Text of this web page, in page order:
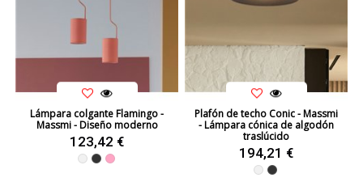
Lámpara colgante Flamingo -
Massmi - Diseño moderno
123,42 €
Blanco
NegroRosa
Plafón de techo Conic - Massmi
- Lámpara cónica de algodón
traslúcido
194,21 €
BlancoNegro